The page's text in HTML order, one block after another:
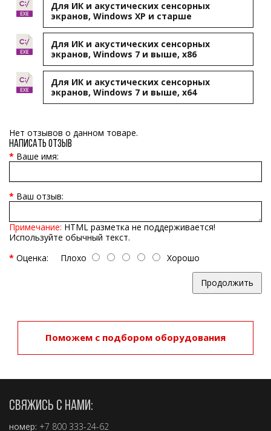
Для ИК и акустических сенсорных
экранов, Windows XP и старше
Для ИК и акустических сенсорных
экранов, Windows 7 и выше, x86
Для ИК и акустических сенсорных
экранов, Windows 7 и выше, x64
Нет отзывов о данном товаре.
Написать отзыв
Ваше имя:
Ваш отзыв:
Примечание: HTML разметка не поддерживается!
Используйте обычный текст.
Оценка: Плохо Хорошо
Продолжить
Поможем с подбором оборудования
СВЯЖИСЬ С НАМИ:
номер: +7 800 333-24-62